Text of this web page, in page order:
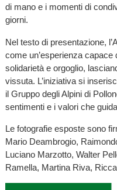
di mano e i momenti di
giorni.
Nel testo di presentazione,
come un’esperienza
solidarietà e orgoglio,
vissuta. L’iniziativa si
il Gruppo degli Alpini di
sentimenti e i valori che
Le fotografie esposte sono
Mario Deambrogio,
Luciano Marzotto, Walter
Ramella, Martina Riva,